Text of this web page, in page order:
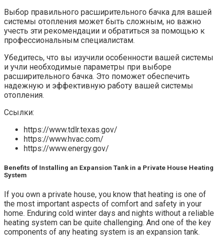
Выбор правильного расширительного бачка для вашей
системы отопления может быть сложным, но важно
учесть эти рекомендации и обратиться за помощью к
профессиональным специалистам.
Убедитесь, что вы изучили особенности вашей системы
и учли необходимые параметры при выборе
расширительного бачка. Это поможет обеспечить
надежную и эффективную работу вашей системы
отопления.
Ссылки:
https://www.tdlr.texas.gov/
https://www.hvac.com/
https://www.energy.gov/
Benefits of Installing an Expansion Tank in a Private House Heating
System
If you own a private house, you know that heating is one of
the most important aspects of comfort and safety in your
home. Enduring cold winter days and nights without a reliable
heating system can be quite challenging. And one of the key
components of any heating system is an expansion tank.